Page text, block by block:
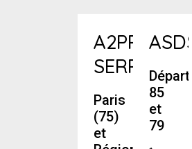
A2PRO
SERRURERIE
Paris
(75)
et
ASDS
85
et
79